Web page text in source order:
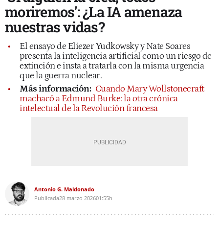
moriremos': ¿La IA amenaza
nuestras vidas?
El ensayo de Eliezer Yudkowsky y Nate Soares
presenta la inteligencia artificial como un riesgo de
extinción e insta a tratarla con la misma urgencia
que la guerra nuclear.
Más información: Cuando Mary Wollstonecraft
machacó a Edmund Burke: la otra crónica
intelectual de la Revolución francesa
Antonio G. Maldonado
Publicada28 marzo 202601:55h